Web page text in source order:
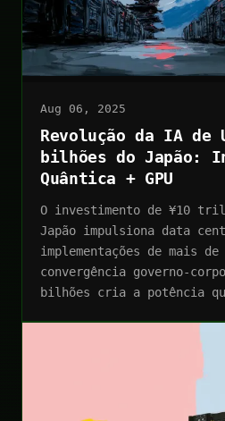
Aug 06, 2025
Revolução da IA de
bilhões do Japão:
Quântica + GPU
O investimento de ¥10
Japão impulsiona data
implementações de mais de
convergência governo-
bilhões cria a potência